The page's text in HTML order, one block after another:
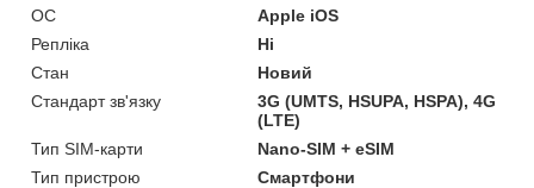
ОС
Apple iOS
Репліка
Ні
Стан
Новий
Стандарт зв'язку
3G (UMTS, HSUPA, HSPA), 4G
(LTE)
Тип SIM-карти
Nano-SIM + eSIM
Тип пристрою
Смартфони